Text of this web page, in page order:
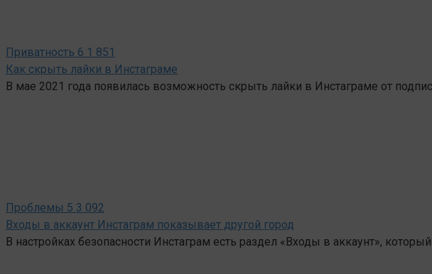
Приватность 6 1 851
Как скрыть лайки в Инстаграме
В мае 2021 года появилась возможность скрыть лайки в Инстаграме от
Проблемы 5 3 092
Входы в аккаунт Инстаграм показывает другой город
В настройках безопасности Инстаграм есть раздел «Входы в аккаунт»,